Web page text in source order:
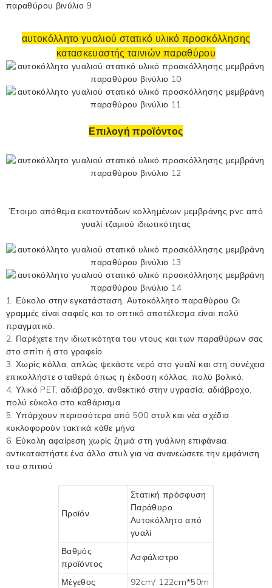
αυτοκόλλητο γυαλιού στατικό υλικό προσκόλλησης
κατασκευαστής ταινιών παραθύρου
Επιλογή προϊόντος
Έτοιμο απόθεμα εκατοντάδων κολλημένων μεμβράνης pvc από
γυαλί τζαμιού ιδιωτικότητας
1. Εύκολο στην εγκατάσταση,Αυτοκόλλητο παραθύρουΟι
γραμμές είναι σαφείς και το οπτικό αποτέλεσμα είναι πολύ
πραγματικό.
2. Παρέχετε την ιδιωτικότητα του ντους και των παραθύρων σας
στο σπίτι ή στο γραφείο.
3. Χωρίς κόλλα, απλώς ψεκάστε νερό στο γυαλί και στη συνέχεια
επικολλήστε σταθερά όπως η έκδοση κόλλας. πολύ βολικό.
4. Υλικό PET, αδιάβροχο, ανθεκτικό στην υγρασία, αδιάβροχο,
πολύ εύκολο στο καθάρισμα
5. Υπάρχουν περισσότερα από 500 στυλ και νέα σχέδια
κυκλοφορούν τακτικά κάθε μήνα
6. Εύκολη αφαίρεση χωρίς ζημιά στη γυάλινη επιφάνεια,
αντικαταστήστε ένα άλλο στυλ για να ανανεώσετε την εμφάνιση
του σπιτιού
Προϊόν
Στατική πρόσφυση
Παράθυρο
Αυτοκόλλητο από
γυαλί
Βαθμός
προϊόντος
Ασφάλιστρο
Μέγεθος 92cm/ 122cm*50m